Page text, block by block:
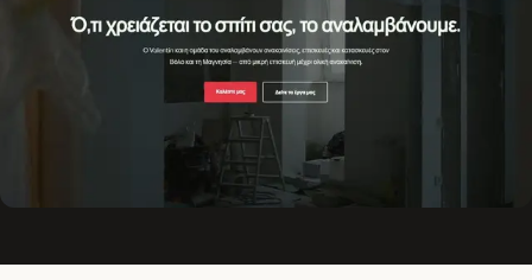
Δες το live site↗